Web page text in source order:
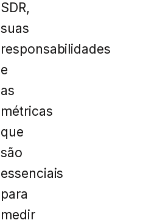
SDR,
suas
responsabilidades
e
as
métricas
que
são
essenciais
para
medir